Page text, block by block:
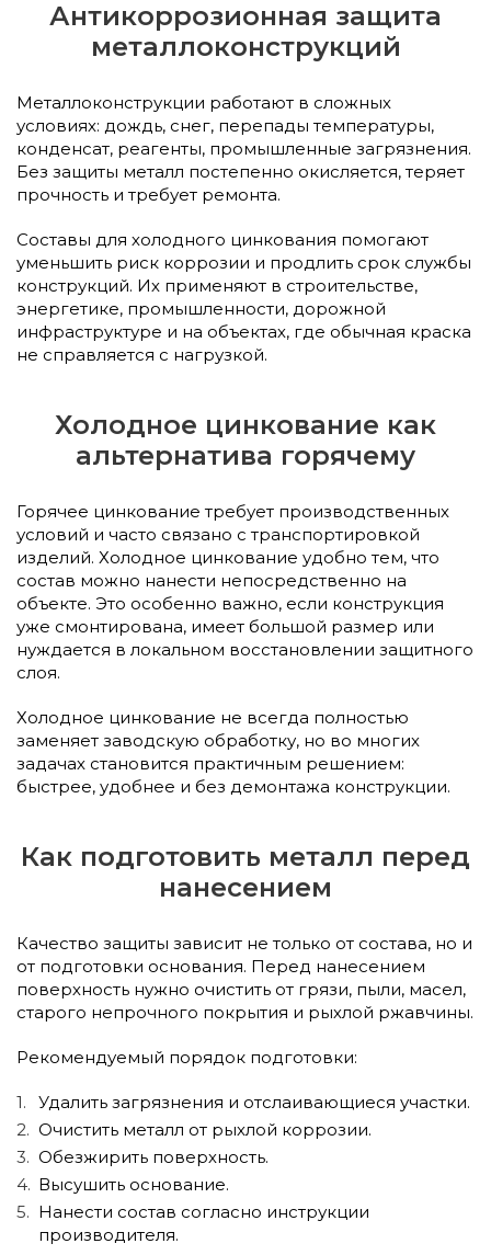
Антикоррозионная защита
металлоконструкций
Металлоконструкции работают в сложных
условиях: дождь, снег, перепады температуры,
конденсат, реагенты, промышленные загрязнения.
Без защиты металл постепенно окисляется, теряет
прочность и требует ремонта.
Составы для холодного цинкования помогают
уменьшить риск коррозии и продлить срок службы
конструкций. Их применяют в строительстве,
энергетике, промышленности, дорожной
инфраструктуре и на объектах, где обычная краска
не справляется с нагрузкой.
Холодное цинкование как
альтернатива горячему
Горячее цинкование требует производственных
условий и часто связано с транспортировкой
изделий. Холодное цинкование удобно тем, что
состав можно нанести непосредственно на
объекте. Это особенно важно, если конструкция
уже смонтирована, имеет большой размер или
нуждается в локальном восстановлении защитного
слоя.
Холодное цинкование не всегда полностью
заменяет заводскую обработку, но во многих
задачах становится практичным решением:
быстрее, удобнее и без демонтажа конструкции.
Как подготовить металл перед
нанесением
Качество защиты зависит не только от состава, но и
от подготовки основания. Перед нанесением
поверхность нужно очистить от грязи, пыли, масел,
старого непрочного покрытия и рыхлой ржавчины.
Рекомендуемый порядок подготовки:
Удалить загрязнения и отслаивающиеся участки.
Очистить металл от рыхлой коррозии.
Обезжирить поверхность.
Высушить основание.
Нанести состав согласно инструкции
производителя.